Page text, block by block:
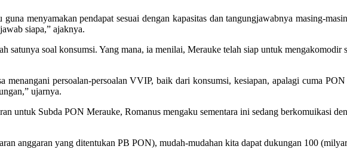
menyamakan pendapat sesuai dengan kapasitas dan tangungjawabnya masing-
siapa,” ajaknya.
satunya soal konsumsi. Yang mana, ia menilai, Merauke telah siap untuk
menangani persoalan-persoalan VVIP, baik dari konsumsi, kesiapan, apalagi cuma
ujarnya.
untuk Subda PON Merauke, Romanus mengaku sementara ini sedang berkomuikasi
anggaran yang ditentukan PB PON), mudah-mudahan kita dapat dukungan 100